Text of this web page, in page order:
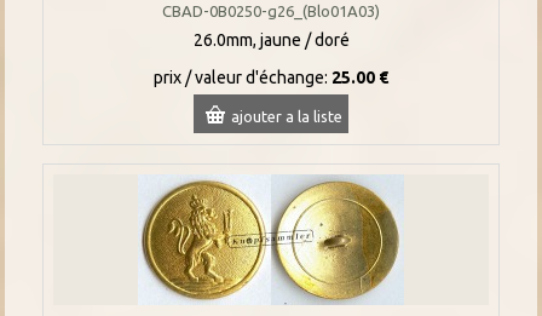
CBAD-0B0250-g26_(Blo01A03)
26.0mm, jaune / doré
prix / valeur d'échange: 25.00 €
ajouter a la liste